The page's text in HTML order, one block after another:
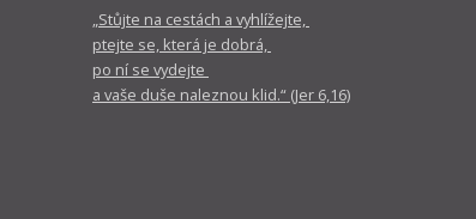
„Stůjte na cestách a vyhlížejte,
ptejte se, která je dobrá,
po ní se vydejte
a vaše duše naleznou klid.“ (Jer 6,16)